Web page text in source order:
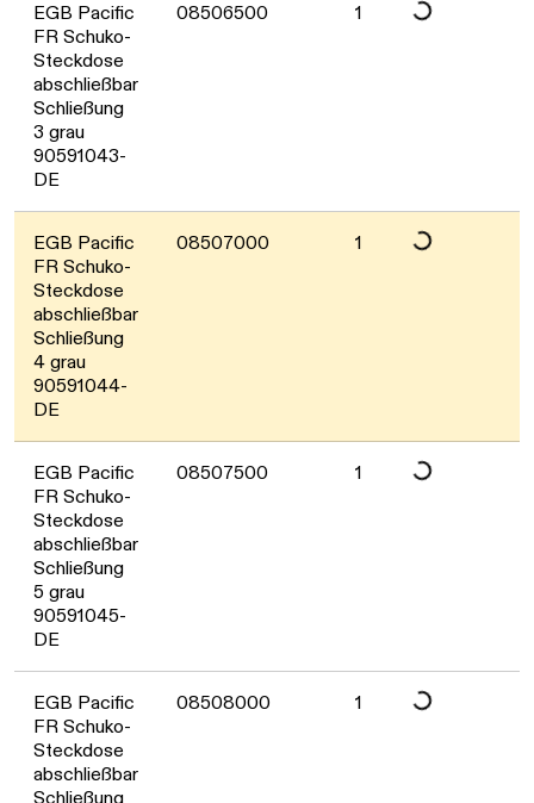
EGB Pacific
FR Schuko-
Steckdose
abschließbar
Schließung
3 grau
90591043-
DE
08506500 1
EGB Pacific
FR Schuko-
Steckdose
abschließbar
Schließung
4 grau
90591044-
DE
08507000 1
EGB Pacific
FR Schuko-
Steckdose
abschließbar
Schließung
5 grau
90591045-
DE
08507500 1
EGB Pacific
FR Schuko-
Steckdose
abschließbar
Schließung
08508000 1